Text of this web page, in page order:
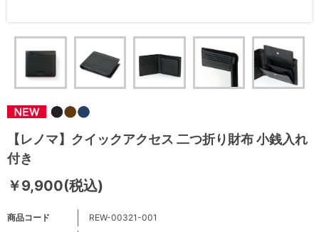
【レノマ】クイックアクセス 二つ折り財布 小銭入れ
付き
￥9,900(税込)
商品コード
REW-00321-001